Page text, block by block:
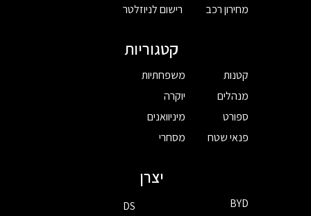
מחירון רכב
רישום לניוזלטר
קטגוריות
קטנות
מנהלים
ספורט
פנאי שטח
משפחתיות
יוקרה
מיניוואנים
מסחרי
יצרן
BYD
DS